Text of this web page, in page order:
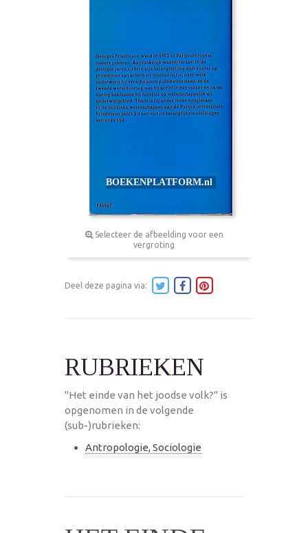
Selecteer de afbeelding voor een
vergroting
Deel deze pagina via:
RUBRIEKEN
"Het einde van het joodse volk?" is
opgenomen in de volgende
(sub-)rubrieken:
Antropologie, Sociologie